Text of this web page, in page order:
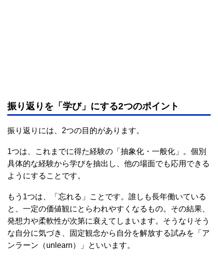
振り返りを「学び」にする2つのポイント
振り返りには、2つの目的があります。
1つは、これまでに得た経験の「抽象化・一般化」。個別
具体的な経験から学びを抽出し、他の場面でも応用できる
ようにすることです。
もう1つは、「忘れる」ことです。誰しも長年働いている
と、一定の価値観にとらわれやすくなるもの。その結果、
発想力や柔軟性が次第に衰えてしまいます。そうなりそう
な自分に気づき、固定観念から自分を解放する試みを「ア
ンラーン（unlearn）」といいます。